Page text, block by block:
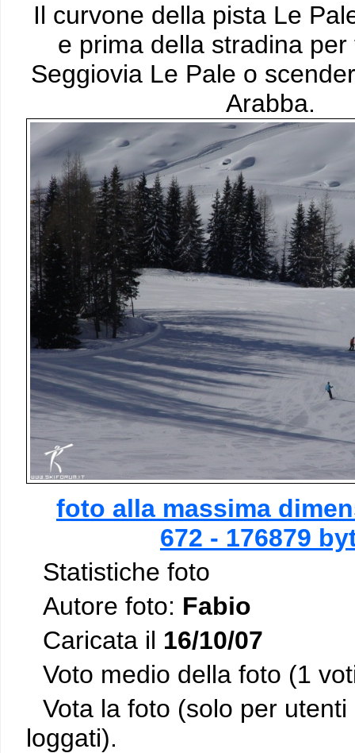
Il curvone della pista Le
e prima della stradina
Seggiovia Le Pale o
Arabba.
foto alla massima
672 - 176879
Statistiche foto
Autore foto: Fabio
Caricata il 16/10/07
Voto medio della foto (1
Vota la foto (solo per
loggati).